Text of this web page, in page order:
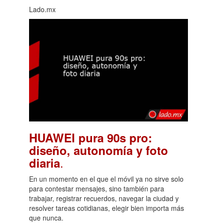
Lado.mx
HUAWEI pura 90s pro:
diseño, autonomía y foto
diaria.
En un momento en el que el móvil ya no sirve solo
para contestar mensajes, sino también para
trabajar, registrar recuerdos, navegar la ciudad y
resolver tareas cotidianas, elegir bien importa más
que nunca.